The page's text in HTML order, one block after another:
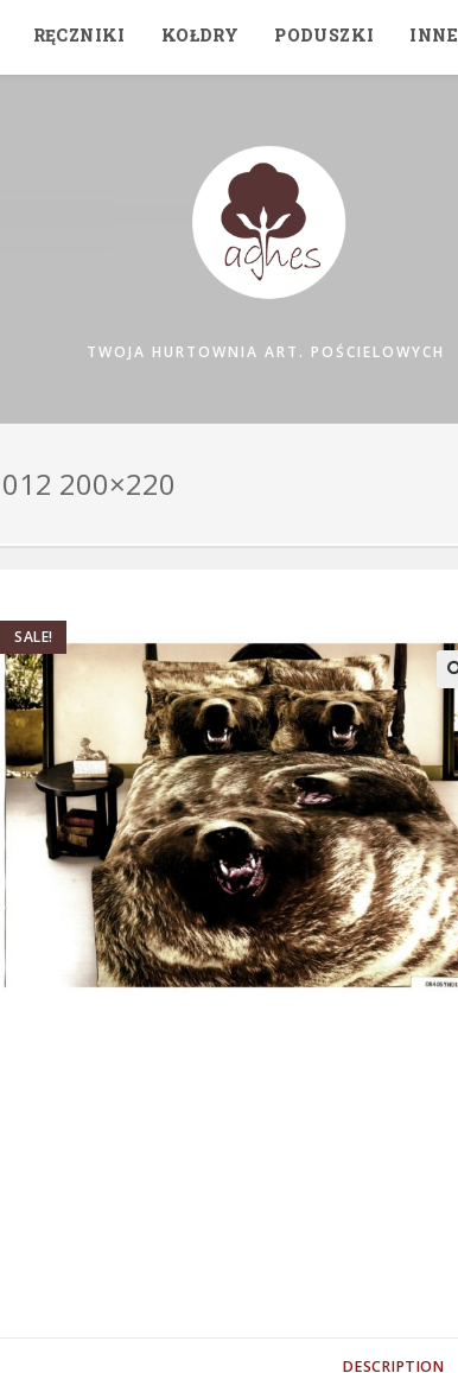
RĘCZNIKI KOŁDRY PODUSZKI INNE
TWOJA HURTOWNIA ART. POŚCIELOWYCH
012 200×220
SALE!
DESCRIPTION